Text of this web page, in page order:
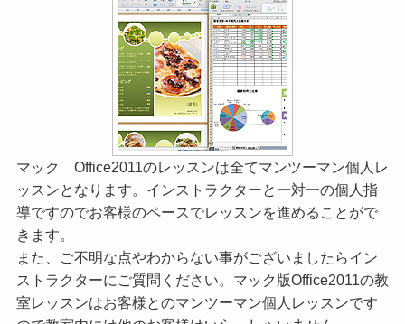
マック Office2011のレッスンは全てマンツーマン個人レ
ッスンとなります。インストラクターと一対一の個人指
導ですのでお客様のペースでレッスンを進めることがで
きます。
また、ご不明な点やわからない事がございましたらイン
ストラクターにご質問ください。マック版Office2011の教
室レッスンはお客様とのマンツーマン個人レッスンです